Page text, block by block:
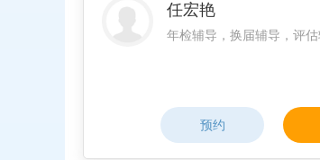
任宏艳
预约